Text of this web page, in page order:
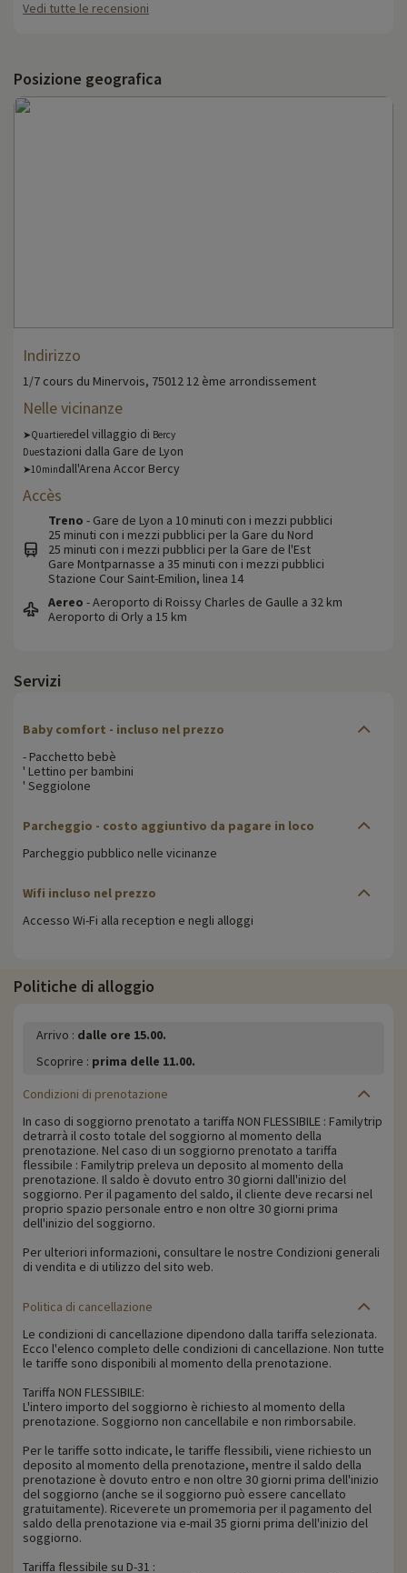
Vedi tutte le recensioni
Posizione geografica
Indirizzo
1/7 cours du Minervois, 75012 12 ème arrondissement
Nelle vicinanze
➤Quartieredel villaggio di Bercy
Duestazioni dalla Gare de Lyon
➤10mindall'Arena Accor Bercy
Accès
Treno - Gare de Lyon a 10 minuti con i mezzi pubblici
25 minuti con i mezzi pubblici per la Gare du Nord
25 minuti con i mezzi pubblici per la Gare de l'Est
Gare Montparnasse a 35 minuti con i mezzi pubblici
Stazione Cour Saint-Emilion, linea 14
Aereo - Aeroporto di Roissy Charles de Gaulle a 32 km
Aeroporto di Orly a 15 km
Servizi
Baby comfort - incluso nel prezzo
- Pacchetto bebè
' Lettino per bambini
' Seggiolone
Parcheggio - costo aggiuntivo da pagare in loco
Parcheggio pubblico nelle vicinanze
Wifi incluso nel prezzo
Accesso Wi-Fi alla reception e negli alloggi
Politiche di alloggio
Arrivo : dalle ore 15.00.
Scoprire : prima delle 11.00.
Condizioni di prenotazione
In caso di soggiorno prenotato a tariffa NON FLESSIBILE : Familytrip
detrarrà il costo totale del soggiorno al momento della
prenotazione. Nel caso di un soggiorno prenotato a tariffa
flessibile : Familytrip preleva un deposito al momento della
prenotazione. Il saldo è dovuto entro 30 giorni dall'inizio del
soggiorno. Per il pagamento del saldo, il cliente deve recarsi nel
proprio spazio personale entro e non oltre 30 giorni prima
dell'inizio del soggiorno.
Per ulteriori informazioni, consultare le nostre Condizioni generali
di vendita e di utilizzo del sito web.
Politica di cancellazione
Le condizioni di cancellazione dipendono dalla tariffa selezionata.
Ecco l'elenco completo delle condizioni di cancellazione. Non tutte
le tariffe sono disponibili al momento della prenotazione.
Tariffa NON FLESSIBILE:
L'intero importo del soggiorno è richiesto al momento della
prenotazione. Soggiorno non cancellabile e non rimborsabile.
Per le tariffe sotto indicate, le tariffe flessibili, viene richiesto un
deposito al momento della prenotazione, mentre il saldo della
prenotazione è dovuto entro e non oltre 30 giorni prima dell'inizio
del soggiorno (anche se il soggiorno può essere cancellato
gratuitamente). Riceverete un promemoria per il pagamento del
saldo della prenotazione via e-mail 35 giorni prima dell'inizio del
soggiorno.
Tariffa flessibile su D-31 :